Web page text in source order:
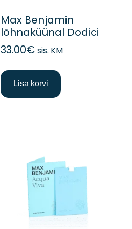
Max Benjamin
lõhnaküünal Dodici
33.00€ sis. KM
Lisa korvi